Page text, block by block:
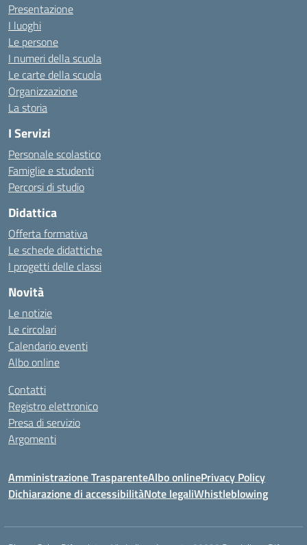
Presentazione
I luoghi
Le persone
I numeri della scuola
Le carte della scuola
Organizzazione
La storia
I Servizi
Personale scolastico
Famiglie e studenti
Percorsi di studio
Didattica
Offerta formativa
Le schede didattiche
I progetti delle classi
Novità
Le notizie
Le circolari
Calendario eventi
Albo online
Contatti
Registro elettronico
Presa di servizio
Argomenti
Amministrazione TrasparenteAlbo onlinePrivacy Policy
Dichiarazione di accessibilitàNote legaliWhistleblowing